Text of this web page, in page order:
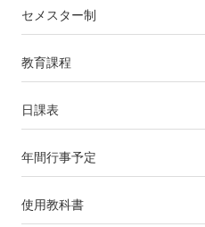
セメスター制
教育課程
日課表
年間行事予定
使用教科書